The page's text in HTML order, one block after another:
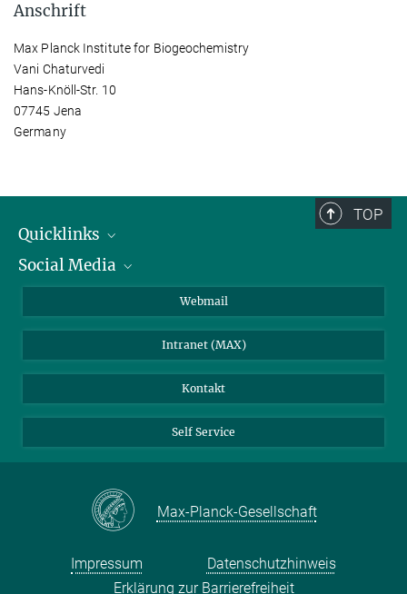
Anschrift
Max Planck Institute for Biogeochemistry
Vani Chaturvedi
Hans-Knöll-Str. 10
07745 Jena
Germany
TOP
Quicklinks
IMPRS Graduiertenschule
Wetterstation
Social Media
BlueSky
Webmail
Intranet (MAX)
Kontakt
Self Service
Max-Planck-Gesellschaft
Impressum
Datenschutzhinweis
Erklärung zur Barrierefreiheit